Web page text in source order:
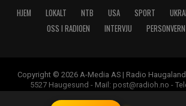
HJEM LOKALT NTB USA SPORT
OSS I RADIOEN
INTERVJU PERSONVERN
Copyright © 2026 A-Media AS | Radio
5527 Haugesund - Mail: post@radioh.no -